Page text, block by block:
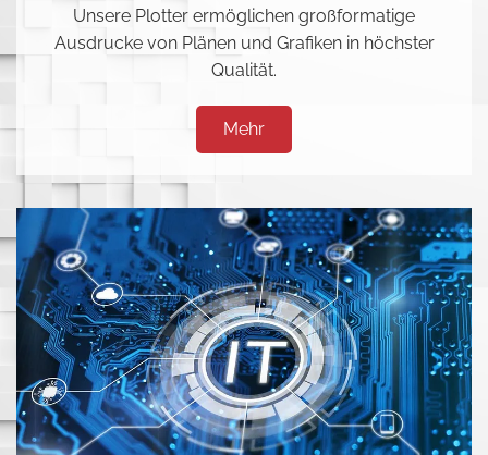
Unsere Plotter ermöglichen großformatige
Ausdrucke von Plänen und Grafiken in höchster
Qualität.
Mehr